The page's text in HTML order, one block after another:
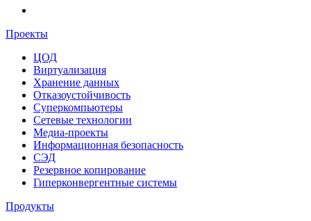
Проекты
ЦОД
Виртуализация
Хранение данных
Отказоустойчивость
Суперкомпьютеры
Сетевые технологии
Медиа-проекты
Информационная безопасность
СЭД
Резервное копирование
Гиперконвергентные системы
Продукты